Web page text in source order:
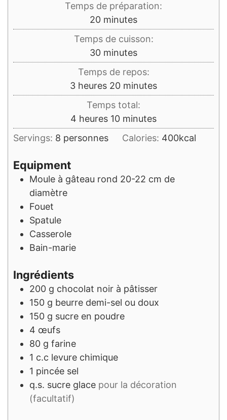
Temps de préparation:
20minutes
minutes
Temps de cuisson:
30minutes
minutes
Temps de repos:
3heures
heures 20minutes
minutes
Temps total:
4 heures
heures 10minutes
minutes
Servings: 8 personnes Calories: 400kcal
Equipment
Moule à gâteau rond 20-22 cm de
diamètre
Fouet
Spatule
Casserole
Bain-marie
Ingrédients
200 g chocolat noir à pâtisser
150 g beurre demi-sel ou doux
150 g sucre en poudre
4 œufs
80 g farine
1 c.c levure chimique
1 pincée sel
q.s. sucre glace pour la décoration
(facultatif)